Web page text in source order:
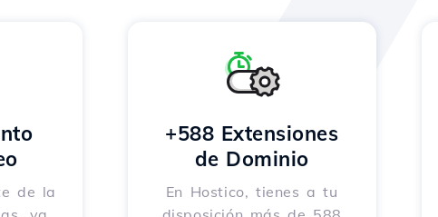
de la
+588 Extensiones
de Dominio
En Hostico, tienes a tu